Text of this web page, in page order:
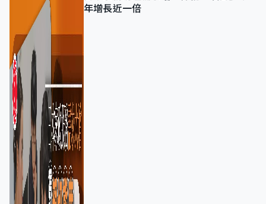
年增長近一倍